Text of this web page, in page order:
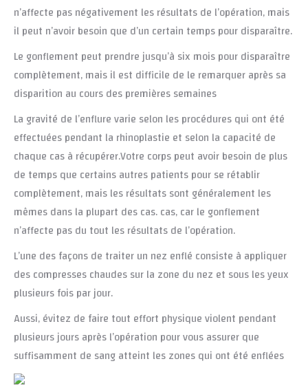
n’affecte pas négativement les résultats de l’opération, mais
il peut n’avoir besoin que d’un certain temps pour disparaître.
Le gonflement peut prendre jusqu’à six mois pour disparaître
complètement, mais il est difficile de le remarquer après sa
disparition au cours des premières semaines
La gravité de l’enflure varie selon les procédures qui ont été
effectuées pendant la rhinoplastie et selon la capacité de
chaque cas à récupérer.Votre corps peut avoir besoin de plus
de temps que certains autres patients pour se rétablir
complètement, mais les résultats sont généralement les
mêmes dans la plupart des cas. cas, car le gonflement
n’affecte pas du tout les résultats de l’opération.
L’une des façons de traiter un nez enflé consiste à appliquer
des compresses chaudes sur la zone du nez et sous les yeux
plusieurs fois par jour.
Aussi, évitez de faire tout effort physique violent pendant
plusieurs jours après l’opération pour vous assurer que
suffisamment de sang atteint les zones qui ont été enflées